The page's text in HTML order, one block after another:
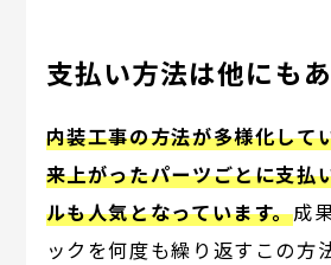
支払い方法は他にも
内装工事の方法が多様化して
来上がったパーツごとに支払
ルも人気となっています。成
ックを何度も繰り返すこの方